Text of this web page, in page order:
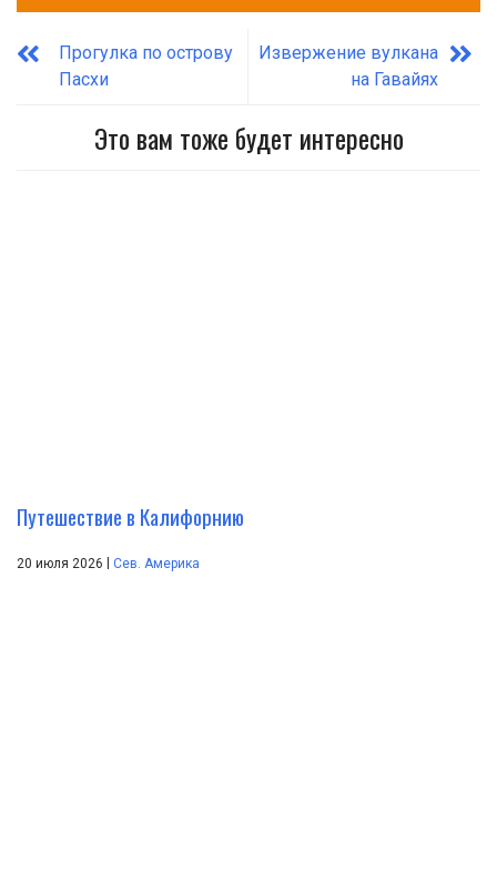
Прогулка по острову
Пасхи
Извержение вулкана
на Гавайях
Это вам тоже будет интересно
Путешествие в Калифорнию
20 июля 2026 Сев. Америка